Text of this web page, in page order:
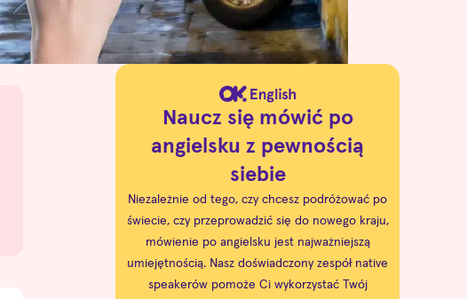
Naucz się mówić po
angielsku z pewnością
siebie
Niezależnie od tego, czy chcesz podróżować po
świecie, czy przeprowadzić się do nowego kraju,
mówienie po angielsku jest najważniejszą
umiejętnością. Nasz doświadczony zespół native
speakerów pomoże Ci wykorzystać Twój